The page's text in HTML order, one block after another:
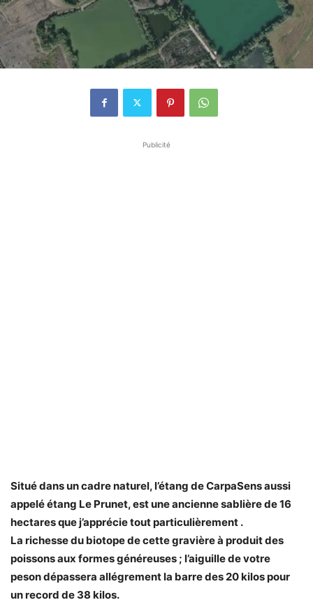
Publicité
Situé dans un cadre naturel, l’étang de CarpaSens aussi
appelé étang Le Prunet, est une ancienne sablière de 16
hectares que j’apprécie tout particulièrement .
La richesse du biotope de cette gravière à produit des
poissons aux formes généreuses ; l’aiguille de votre
peson dépassera allégrement la barre des 20 kilos pour
un record de 38 kilos.